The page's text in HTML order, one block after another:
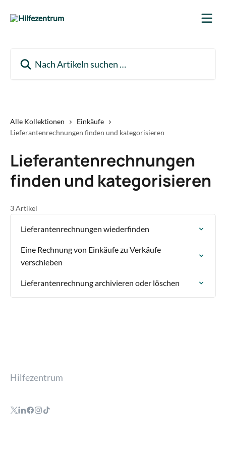
Alle Kollektionen
Einkäufe
Lieferantenrechnungen finden und kategorisieren
Lieferantenrechnungen
finden und kategorisieren
3 Artikel
Lieferantenrechnungen wiederfinden
Eine Rechnung von Einkäufe zu Verkäufe
verschieben
Lieferantenrechnung archivieren oder löschen
Hilfezentrum